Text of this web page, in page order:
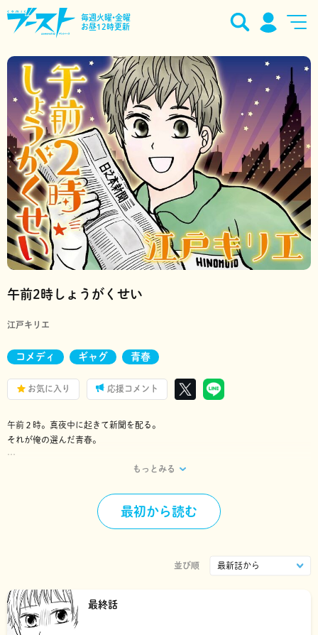
毎週火曜•金曜
お昼12時更新
午前2時しょうがくせい
江戸キリエ
コメディ ギャグ 青春
お気に入り 応援コメント
午前２時。真夜中に起きて新聞を配る。
それが俺の選んだ青春。
”新聞奨学生”の知られざる生態!?
もっとみる
最初から読む
並び順
最終話